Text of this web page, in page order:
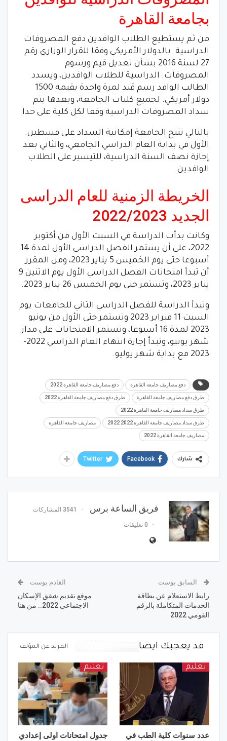
بجامعة القاهرة
من ثم يستطيع الطلاب الوافدين دفع المصروفات
الدراسية. بالدولار الأمريكي وفقا للقرار الوزاري رقم
27 لسنة 2016 بشأن تعديل قيم ورسوم
المصروفات. الدراسية للطلاب الوافدين، ويسدد
الطالب الوافد رسم قيد لمرة واحدة بقيمة 1500
دولار أمريكي. لجميع كليات الجامعة، وبعدها يتم
سداد المصروفات الدراسية وفقا لكل كلية على حدا.
بالتالي تتيح الجامعة إمكانية السداد على قسطين.
الأول في بداية العام الدراسي الجامعي، والثاني بعد
إجازة نصف السنة الدراسية، للتيسير على الطلاب
الوافدين.
الخريطة الزمنية للعام الدراسى
الجديد 2022/2023
وكانت بدأت الدراسة في السبت الأول من أكتوبر
2022، على أن يستمر الفصل الدراسي الأول لمدة 14
أسبوعا حتى يوم الخميس 5 يناير 2023، ومن المقرر
أن تبدأ امتحانات الفصل الدراسي الأول يوم الاثنين 9
يناير 2023، وتستمر حتى يوم الخميس 26 يناير 2023.
وتبدأ الدراسة للفصل الدراسي الثاني للجامعات يوم
السبت 11 فبراير 2023 وتستمر حتى الأول من يونيو
2023 لمدة 16 أسبوعا، وتستمر الامتحانات على مدار
شهر يونيو، وتبدأ إجازة انتهاء العام الدراسي 2022-
2023 مع بداية شهر يوليو.
دفع مصاريف جامعة القاهرة دفع مصاريف جامعة القاهرة 2022
طرق دفع مصاريف جامعة القاهرة طرق دفع مصاريف جامعة القاهرة 2022
طرق سداد مصاريف جامعة القاهرة 2022
طرق سداد مصاريف جامعة القاهرة 2022 2022 مصاريف جامعة القاهرة
مصاريف جامعة القاهرة 2022
شارك Facebook
Twitter
فريق الساعة برس 3541 المشاركات
0 تعليقات
السابق بوست
رابط الاستعلام عن بطاقة
الخدمات المتكاملة بالرقم
القومي 2022
القادم بوست
موقع تقديم شقق الإسكان
الاجتماعي 2022.. من هنا
قد يعجبك ايضا المزيد عن المؤلف
تعليم
عدد سنوات كلية الطب في
تعليم
جدول امتحانات اولى إعدادي